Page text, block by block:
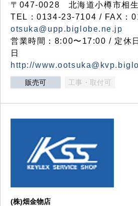
〒047-0028 北海道小樽市相
TEL：0134-23-7104 / FAX：
otsuka@upp.biglobe.ne.jp
営業時間：8:00〜17:00 / 定休
日
http://
販売可 工事・取付可
(株)畑金物店